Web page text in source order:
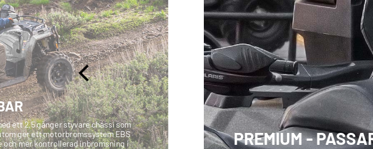
ett 2,5 gånger styvare chassi som
ger ett motorbromssystem EBS
och mer kontrollerad inbromsning i PREMIUM -